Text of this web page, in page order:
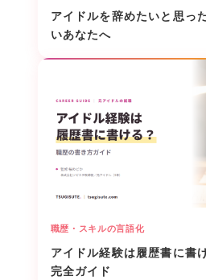
アイドルを辞めたいと思
いあなたへ
職歴・スキルの言語化
アイドル経験は履歴書に書
完全ガイド